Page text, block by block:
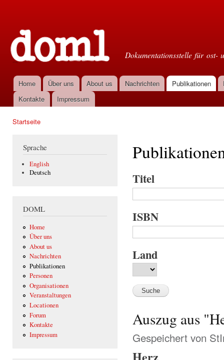
Dokumentationsstelle für ost-
Hauptmenü
Home Über uns About us Nachrichten Publikationen
Kontakte
Impressum
Startseite
Sprache
English
Deutsch
DOML
Home
Über uns
About us
Nachrichten
Publikationen
Personen
Organisationen
Veranstaltungen
Locationen
Forum
Kontakte
Impressum
Titel
ISBN
Land
Auszug aus
Gespeichert von